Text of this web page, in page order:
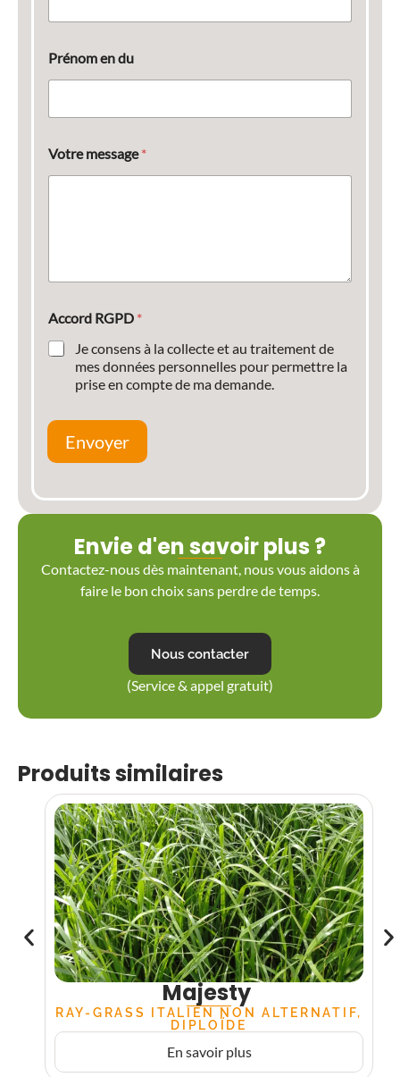
Prénom en du
Votre message*
Accord RGPD *
Je consens à la collecte et au traitement de
mes données personnelles pour permettre la
prise en compte de ma demande.
Envoyer
Envie d'en savoir plus ?
Contactez-nous dès maintenant, nous vous aidons à
faire le bon choix sans perdre de temps.
Nous contacter
(Service & appel gratuit)
Produits similaires
Majesty
RAY-GRASS ITALIEN NON ALTERNATIF,
DIPLOÏDE
En savoir plus